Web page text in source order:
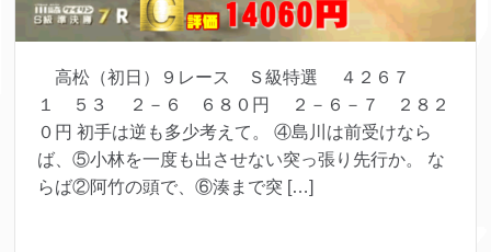
高松（初日）９レース Ｓ級特選 ４２６７
１ ５３ ２－６ ６８０円 ２－６－７ ２８２
０円 初手は逆も多少考えて。 ④島川は前受けなら
ば、⑤小林を一度も出させない突っ張り先行か。 な
らば②阿竹の頭で、⑥湊まで突 […]